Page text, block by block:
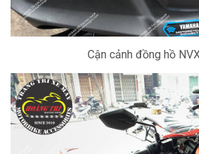
Cận cảnh đồng hồ